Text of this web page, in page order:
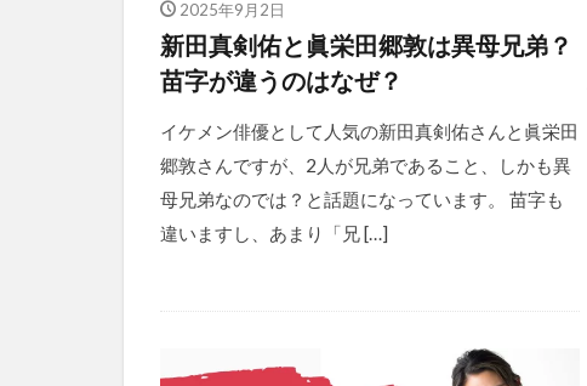
2025年9月2日
新田真剣佑と眞栄田郷敦は異母兄弟？
苗字が違うのはなぜ？
イケメン俳優として人気の新田真剣佑さんと眞栄田
郷敦さんですが、2人が兄弟であること、しかも異
母兄弟なのでは？と話題になっています。 苗字も
違いますし、あまり「兄 […]